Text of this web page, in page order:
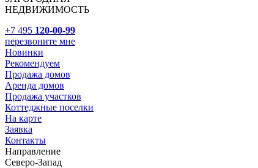
НЕДВИЖИМОСТЬ
+7 495 120-00-99
перезвоните мне
Новинки
Рекомендуем
Продажа домов
Аренда домов
Продажа участков
Коттеджные поселки
На карте
Заявка
Контакты
Направление
Северо-Запад